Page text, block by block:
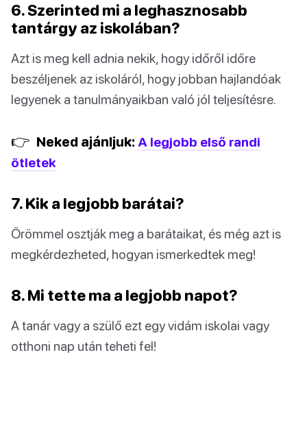
6. Szerinted mi a leghasznosabb
tantárgy az iskolában?
Azt is meg kell adnia nekik, hogy időről időre
beszéljenek az iskoláról, hogy jobban hajlandóak
legyenek a tanulmányaikban való jól teljesítésre.
👉 Neked ajánljuk: A legjobb első randi
ötletek
7. Kik a legjobb barátai?
Örömmel osztják meg a barátaikat, és még azt is
megkérdezheted, hogyan ismerkedtek meg!
8. Mi tette ma a legjobb napot?
A tanár vagy a szülő ezt egy vidám iskolai vagy
otthoni nap után teheti fel!